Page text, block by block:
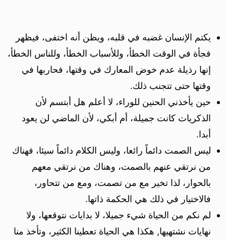
يكتم الإنسان غضبه في قلبه، ويظن أنه اختفى، فيظهر
فجأة في الوقت الخطأ، وللأسباب الخطأ، وللناس الخطأ،
إنها رذيلة عدم خوض المعارك في وقتها، فحاربها في
وقتها حتى تتجنب ذلك.
حين يأخذني الحنين للوراء، لا أعلم ‏هل أبتسم لأن
الذكريات كانت جميلة، أم أبكي، لأن الماضي لن يعود
أبدا.
ليس الصمت دائماً رائعا، وليس الكلام دائماً سيئا، فهناك
من نرتقي عنهم بالصمت، وهناك من نرتقي معهم
بالحوار، لذا تخير مع من تصمت، ومع من تتحاور،
فالاختيار في ذلك هي الحكمة ذاتها.
لم نكم من الحياة شيء جميلا، لا بدايات نتوقعها، ولا
نهايات نشتهيها, هكذا هي الحياة تعطينا الكثير، وتأخذ منا